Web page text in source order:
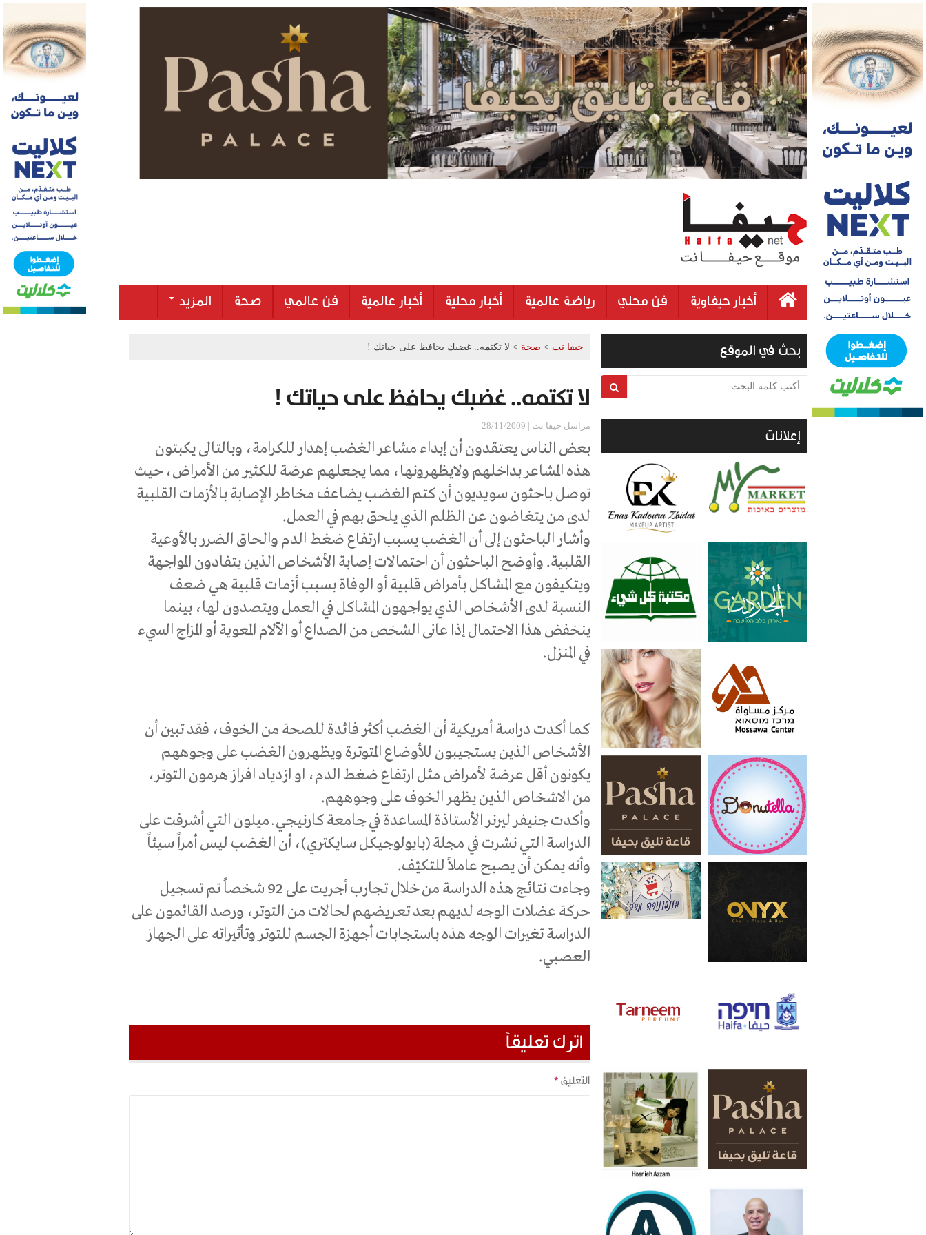
أخبار حيفاوية فن محلي رياضة عالمية أخبار محلية أخبار عالمية فن عالمي صحة المزيد
حيفا نت > صحة > لا تكتمه.. غضبك يحافظ على حياتك !
لا تكتمه.. غضبك يحافظ على حياتك !
مراسل حيفا نت | 28/11/2009
بعض الناس يعتقدون أن إبداء مشاعر الغضب إهدار للكرامة، وبالتالى يكبتون
هذه المشاعر بداخلهم ولايظهرونها، مما يجعلهم عرضة للكثير من الأمراض، حيث
توصل باحثون سويديون أن كتم الغضب يضاعف مخاطر الإصابة بالأزمات القلبية
لدى من يتغاضون عن الظلم الذي يلحق بهم في العمل.
وأشار الباحثون إلى أن الغضب يسبب ارتفاع ضغط الدم والحاق الضرر بالأوعية
القلبية. وأوضح الباحثون أن احتمالات إصابة الأشخاص الذين يتفادون المواجهة
ويتكيفون مع المشاكل بأمراض قلبية أو الوفاة بسبب أزمات قلبية هي ضعف
النسبة لدى الأشخاص الذي يواجهون المشاكل في العمل ويتصدون لها، بينما
ينخفض هذا الاحتمال إذا عانى الشخص من الصداع أو الآلام المعوية أو المزاج السيء
في المنزل.
كما أكدت دراسة أمريكية أن الغضب أكثر فائدة للصحة من الخوف، فقد تبين أن
الأشخاص الذين يستجيبون للأوضاع المتوترة ويظهرون الغضب على وجوههم
يكونون أقل عرضة لأمراض مثل ارتفاع ضغط الدم، او ازدياد افراز هرمون التوتر،
من الاشخاص الذين يظهر الخوف على وجوههم.
وأكدت جنيفر ليرنر الأستاذة المساعدة في جامعة كارنيجي ـ ميلون التي أشرفت على
الدراسة التي نشرت في مجلة (بايولوجيكل سايكتري)، أن الغضب ليس أمراً سيئاً
وأنه يمكن أن يصبح عاملاً للتكيّف.
وجاءت نتائج هذه الدراسة من خلال تجارب أجريت على 92 شخصاً تم تسجيل
حركة عضلات الوجه لديهم بعد تعريضهم لحالات من التوتر، ورصد القائمون على
الدراسة تغيرات الوجه هذه باستجابات أجهزة الجسم للتوتر وتأثيراته على الجهاز
العصبي.
اترك تعليقاً
التعليق*
بحث في الموقع
أكتب كلمة البحث ...
إعلانات